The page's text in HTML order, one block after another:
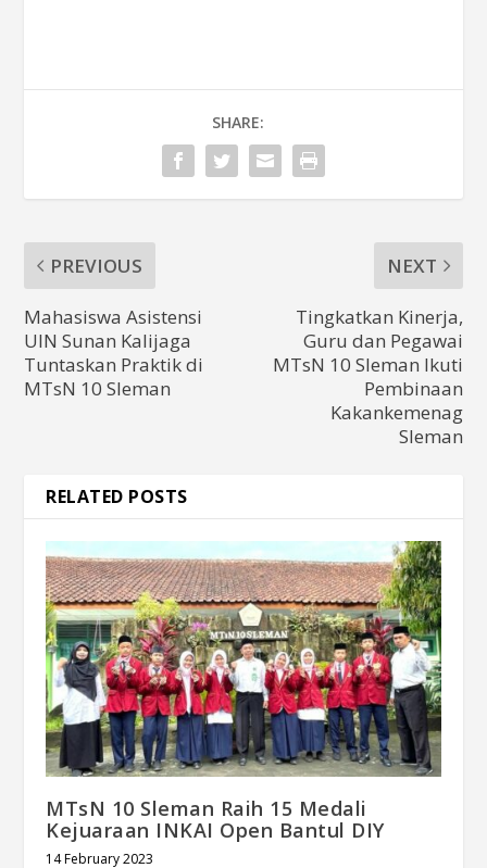
SHARE:
PREVIOUS
Mahasiswa Asistensi
UIN Sunan Kalijaga
Tuntaskan Praktik di
MTsN 10 Sleman
NEXT
Tingkatkan Kinerja,
Guru dan Pegawai
MTsN 10 Sleman Ikuti
Pembinaan
Kakankemenag
Sleman
RELATED POSTS
MTsN 10 Sleman Raih 15 Medali
Kejuaraan INKAI Open Bantul DIY
14 February 2023